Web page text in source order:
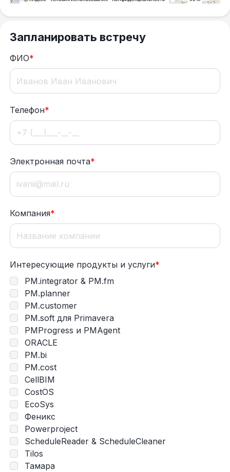
Запланировать встречу
ФИО*
Телефон*
Электронная почта*
Компания*
Интересующие продукты и услуги*
PM.integrator & PM.fm
PM.planner
PM.customer
PM.soft для Primavera
PMProgress и PMAgent
ORACLE
PM.bi
PM.cost
CellBIM
CostOS
EcoSys
Феникс
Powerproject
ScheduleReader & ScheduleCleaner
Tilos
Тамара